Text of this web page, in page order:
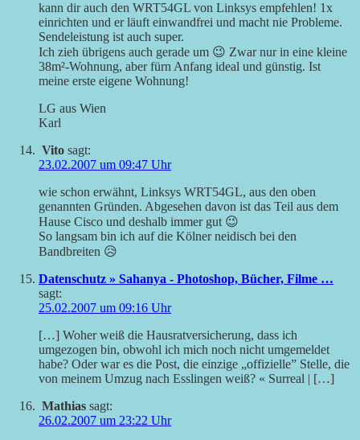
kann dir auch den WRT54GL von Linksys empfehlen! 1x
einrichten und er läuft einwandfrei und macht nie Probleme.
Sendeleistung ist auch super.
Ich zieh übrigens auch gerade um 😉 Zwar nur in eine kleine
38m²-Wohnung, aber fürn Anfang ideal und günstig. Ist
meine erste eigene Wohnung!
LG aus Wien
Karl
Vito sagt:
23.02.2007 um 09:47 Uhr
wie schon erwähnt, Linksys WRT54GL, aus den oben
genannten Gründen. Abgesehen davon ist das Teil aus dem
Hause Cisco und deshalb immer gut 😉
So langsam bin ich auf die Kölner neidisch bei den
Bandbreiten 😥
Datenschutz » Sahanya - Photoshop, Bücher, Filme …
sagt:
25.02.2007 um 09:16 Uhr
[…] Woher weiß die Hausratversicherung, dass ich
umgezogen bin, obwohl ich mich noch nicht umgemeldet
habe? Oder war es die Post, die einzige „offizielle” Stelle, die
von meinem Umzug nach Esslingen weiß? « Surreal | […]
Mathias sagt:
26.02.2007 um 23:22 Uhr